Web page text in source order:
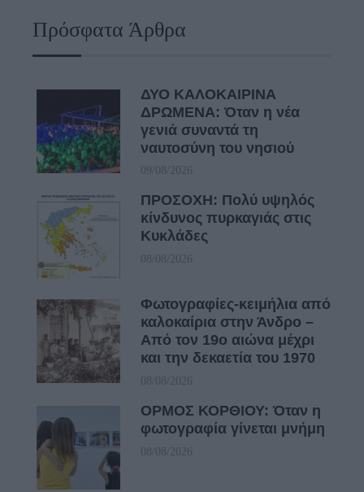
Πρόσφατα Άρθρα
ΔΥΟ ΚΑΛΟΚΑΙΡΙΝΑ
ΔΡΩΜΕΝΑ: Όταν η νέα
γενιά συναντά τη
ναυτοσύνη του νησιού
09/08/2026
ΠΡΟΣΟΧΗ: Πολύ υψηλός
κίνδυνος πυρκαγιάς στις
Κυκλάδες
08/08/2026
Φωτογραφίες-κειμήλια από
καλοκαίρια στην Άνδρο –
Από τον 19ο αιώνα μέχρι
και την δεκαετία του 1970
08/08/2026
ΟΡΜΟΣ ΚΟΡΘΙΟΥ: Όταν η
φωτογραφία γίνεται μνήμη
08/08/2026